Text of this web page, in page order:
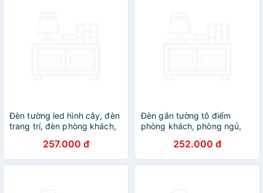
Đèn tường led hình cây, đèn
trang trí, đèn phòng khách,
cầu thang, ban công DT
257.000 đ
Đèn gắn tường tô điểm
phòng khách, phòng ngủ,
đèn decor các loại, các hình
DT
252.000 đ